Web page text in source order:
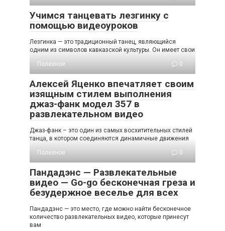
Учимся танцевать лезгинку с
помощью видеоуроков
Лезгинка — это традиционный танец, являющийся
одним из символов кавказской культуры. Он имеет свои
Полезное
0
Алексей Яценко впечатляет своим
изящным стилем выполнения
джаз-фанк модел 357 в
развлекательном видео
Джаз-фанк – это один из самых восхитительных стилей
танца, в котором соединяются динамичные движения
Полезное
0
Пандадэнс — Развлекательные
видео — Go-go бесконечная греза и
безудержное веселье для всех
Пандадэнс — это место, где можно найти бесконечное
количество развлекательных видео, которые принесут
вам